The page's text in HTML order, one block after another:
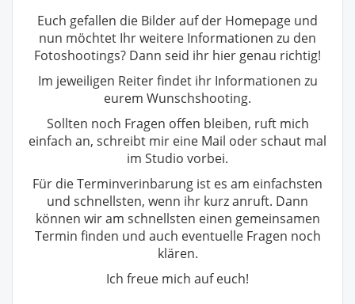
Euch gefallen die Bilder auf der Homepage und
nun möchtet Ihr weitere Informationen zu den
Fotoshootings? Dann seid ihr hier genau richtig!
Im jeweiligen Reiter findet ihr Informationen zu
eurem Wunschshooting.
Sollten noch Fragen offen bleiben, ruft mich
einfach an, schreibt mir eine Mail oder schaut mal
im Studio vorbei.
Für die Terminverinbarung ist es am einfachsten
und schnellsten, wenn ihr kurz anruft. Dann
können wir am schnellsten einen gemeinsamen
Termin finden und auch eventuelle Fragen noch
klären.
Ich freue mich auf euch!